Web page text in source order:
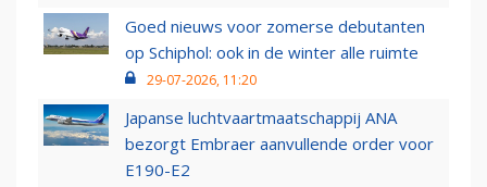
Goed nieuws voor zomerse debutanten
op Schiphol: ook in de winter alle ruimte
29-07-2026, 11:20
Japanse luchtvaartmaatschappij ANA
bezorgt Embraer aanvullende order voor
E190-E2